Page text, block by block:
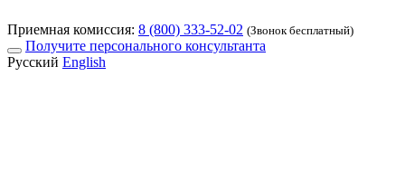
Приемная комиссия: 8 (800) 333-52-02 (Звонок бесплатный)
Получите персонального консультанта
Русский English